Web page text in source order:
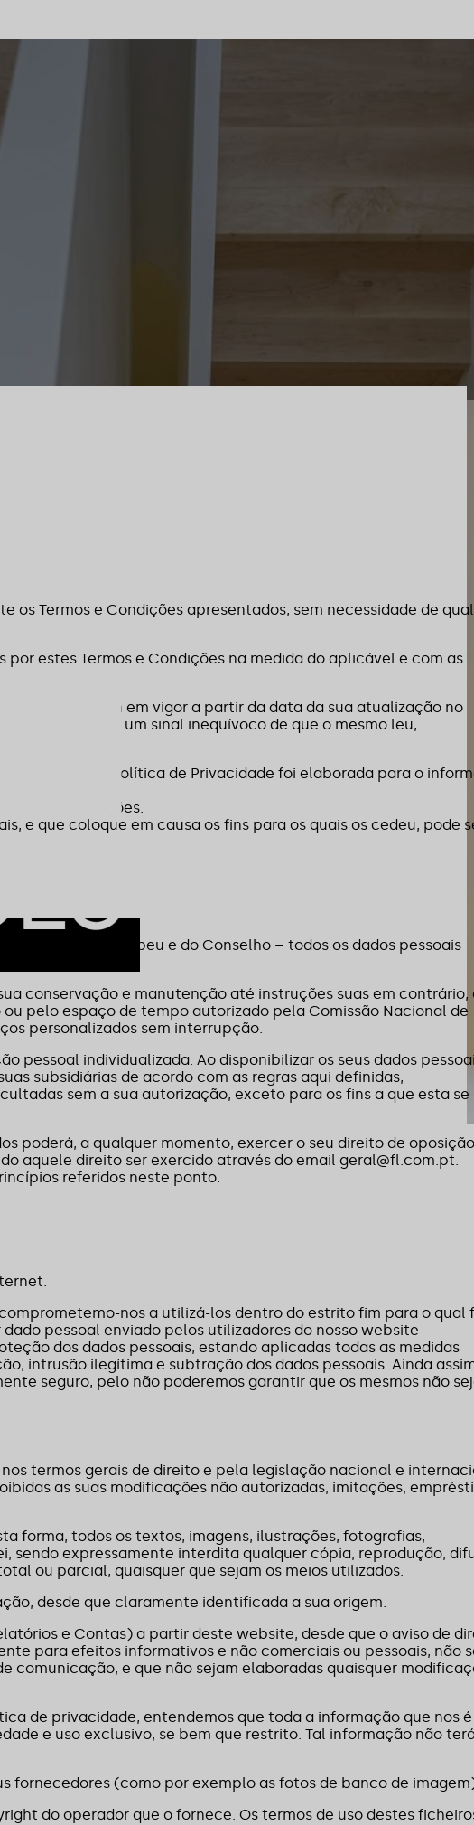
Termos e Condições apresentados, sem necessidade de
estes Termos e Condições na medida do aplicável e com as
entram em vigor a partir da data da sua atualização no
como um sinal inequívoco de que o mesmo leu,
a seguinte Política de Privacidade foi elaborada para o
à FL Construções.
e que coloque em causa os fins para os quais os cedeu, pode
Parlamento Europeu e do Conselho – todos os dados pessoais
conservação e manutenção até instruções suas em contrário,
pelo espaço de tempo autorizado pela Comissão Nacional de
personalizados sem interrupção.
pessoal individualizada. Ao disponibilizar os seus dados
subsidiárias de acordo com as regras aqui definidas,
sem a sua autorização, exceto para os fins a que esta se
poderá, a qualquer momento, exercer o seu direito de
aquele direito ser exercido através do email geral@fl.com.pt.
referidos neste ponto.
nos a utilizá-los dentro do estrito fim para o qual
pessoal enviado pelos utilizadores do nosso website
dos dados pessoais, estando aplicadas todas as medidas
intrusão ilegítima e subtração dos dados pessoais. Ainda
seguro, pelo não poderemos garantir que os mesmos não
termos gerais de direito e pela legislação nacional e
as suas modificações não autorizadas, imitações,
forma, todos os textos, imagens, ilustrações, fotografias,
sendo expressamente interdita qualquer cópia, reprodução,
ou parcial, quaisquer que sejam os meios utilizados.
desde que claramente identificada a sua origem.
e Contas) a partir deste website, desde que o aviso de
para efeitos informativos e não comerciais ou pessoais, não
comunicação, e que não sejam elaboradas quaisquer
de privacidade, entendemos que toda a informação que nos é
e uso exclusivo, se bem que restrito. Tal informação não
fornecedores (como por exemplo as fotos de banco de
do operador que o fornece. Os termos de uso destes